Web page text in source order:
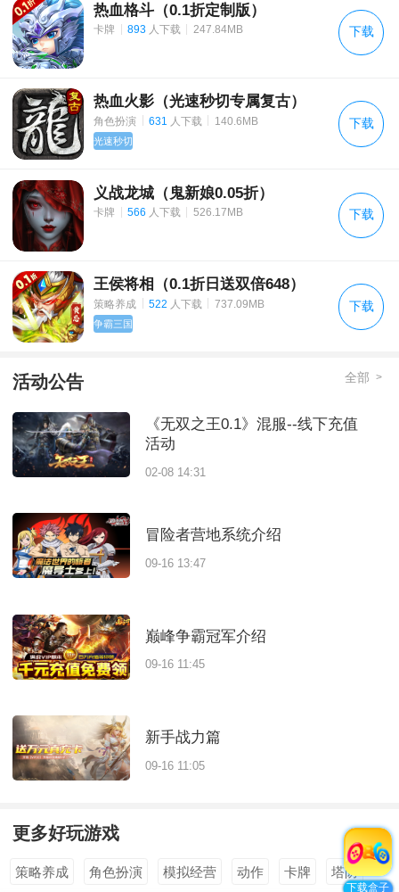
热血格斗（0.1折定制版）
卡牌 | 893 人下载 | 247.84MB 下载
热血火影（光速秒切专属复古）
角色扮演 631 人下载 140.6MB
光速秒切
下载
义战龙城（鬼新娘0.05折）
卡牌 | 566 人下载 | 526.17MB 下载
王侯将相（0.1折日送双倍648）
策略养成 522 人下载 737.09MB
争霸三国
下载
活动公告 全部 >
《无双之王0.1》混服--线下充值
活动
02-08 14:31
冒险者营地系统介绍
09-16 13:47
巅峰争霸冠军介绍
09-16 11:45
新手战力篇
09-16 11:05
更多好玩游戏 全部 >
策略养成 角色扮演 模拟经营 动作 卡牌 塔防
下载盒子